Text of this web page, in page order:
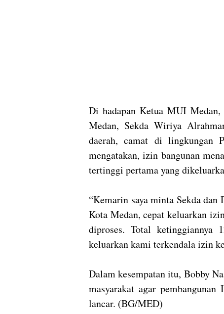
Di hadapan Ketua MUI
Medan, Sekda Wiriya
daerah, camat di lingkungan
mengatakan, izin bangunan
tertinggi pertama yang
“Kemarin saya minta Sekda
Kota Medan, cepat keluarkan
diproses. Total
keluarkan kami terkendala izin
Dalam kesempatan itu, Bobby
masyarakat agar
lancar. (BG/MED)